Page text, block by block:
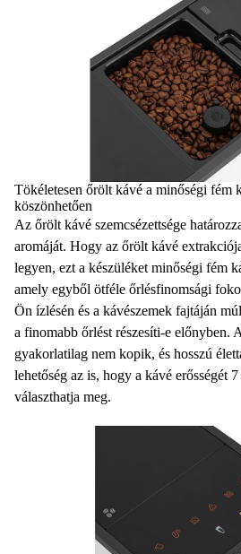
Tökéletesen őrölt kávé a minőségi fém
köszönhetően
Az őrölt kávé szemcsézettsége
aromáját. Hogy az őrölt kávé
legyen, ezt a készüléket minőségi fém
amely egyből ötféle őrlésfinomsági
Ön ízlésén és a kávészemek fajtáján
a finomabb őrlést részesíti-e előnyben.
gyakorlatilag nem kopik, és hosszú
lehetőség az is, hogy a kávé erősségét
választhatja meg.